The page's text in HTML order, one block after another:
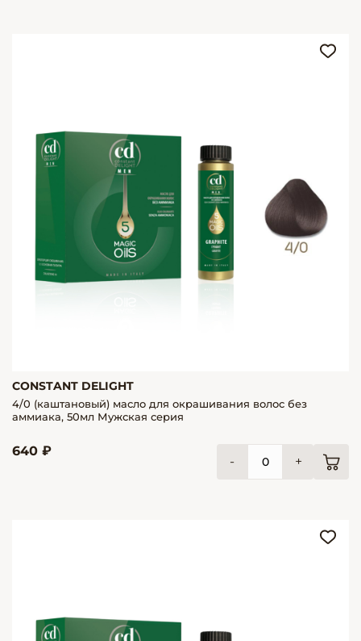
CONSTANT DELIGHT
4/0 (каштановый) масло для окрашивания волос без
аммиака, 50мл Мужская серия
640 ₽
- +